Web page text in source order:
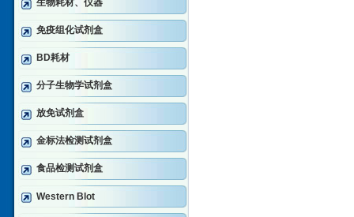
生物耗材、仪器
免疫组化试剂盒
BD耗材
分子生物学试剂盒
放免试剂盒
金标法检测试剂盒
食品检测试剂盒
Western Blot